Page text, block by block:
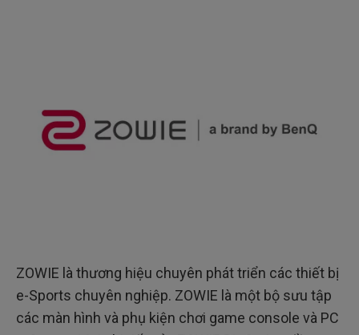
ZOWIE là thương hiệu chuyên phát triển các thiết bị
e-Sports chuyên nghiệp. ZOWIE là một bộ sưu tập
các màn hình và phụ kiện chơi game console và PC